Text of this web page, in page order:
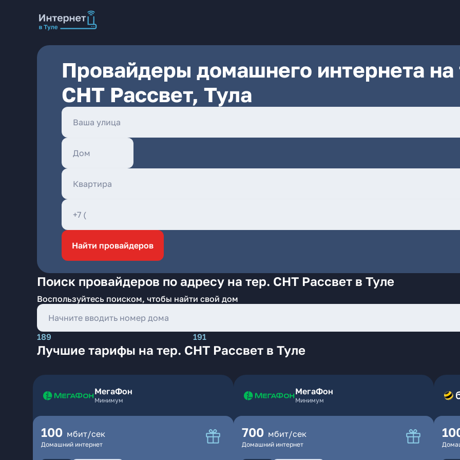
Провайдеры домашнего интернета на
СНТ Рассвет, Тула
Найти провайдеров
Поиск провайдеров по адресу на тер. СНТ Рассвет в Туле
Воспользуйтесь поиском, чтобы найти свой дом
189 191
Лучшие тарифы на тер. СНТ Рассвет в Туле
МегаФон
Минимум
100 мбит/сек
Домашний интернет
МегаФон
Минимум
700 мбит/сек
Домашний интернет